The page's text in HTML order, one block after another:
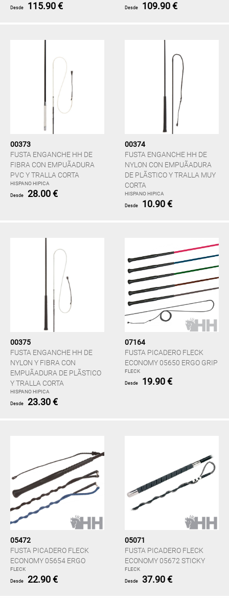
Desde 115.90 € Desde 109.90 €
00373
FUSTA ENGANCHE HH DE
FIBRA CON EMPUÃADURA
PVC Y TRALLA CORTA
HISPANO HIPICA
Desde 28.00 €
00374
FUSTA ENGANCHE HH DE
NYLON CON EMPUÃADURA
DE PLÃSTICO Y TRALLA MUY
CORTA
HISPANO HIPICA
Desde 10.90 €
00375
FUSTA ENGANCHE HH DE
NYLON Y FIBRA CON
EMPUÃADURA DE PLÃSTICO
Y TRALLA CORTA
HISPANO HIPICA
Desde 23.30 €
07164
FUSTA PICADERO FLECK
ECONOMY 05650 ERGO GRIP
FLECK
Desde 19.90 €
05472
FUSTA PICADERO FLECK
ECONOMY 05654 ERGO
FLECK
Desde 22.90 €
05071
FUSTA PICADERO FLECK
ECONOMY 05672 STICKY
FLECK
Desde 37.90 €